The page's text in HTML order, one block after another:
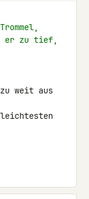
er zu tief,
weit aus